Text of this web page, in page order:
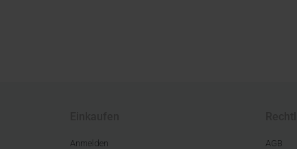
Anmelden AGB